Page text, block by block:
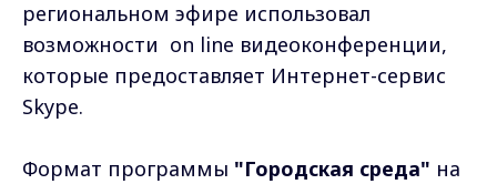
региональном эфире использовал
возможности on line видеоконференции,
которые предоставляет Интернет-сервис
Skype.
Формат программы "Городская среда" на